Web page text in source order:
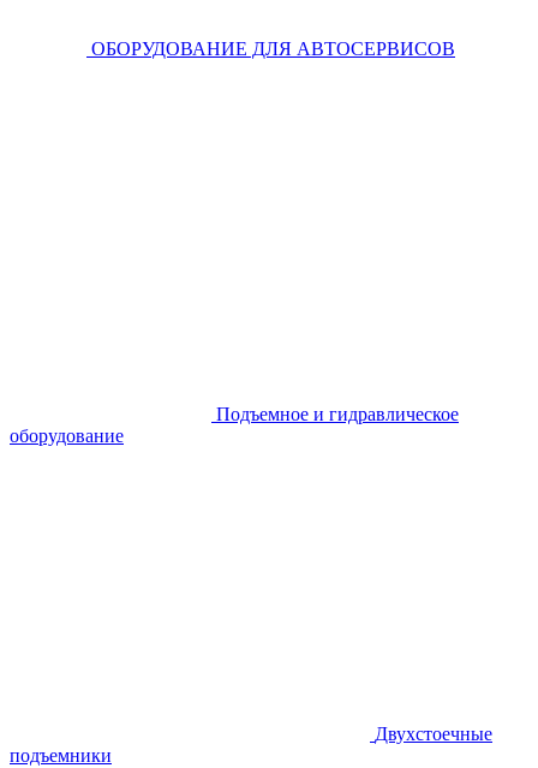
ОБОРУДОВАНИЕ ДЛЯ АВТОСЕРВИСОВ
Подъемное и гидравлическое
оборудование
Двухстоечные
подъемники